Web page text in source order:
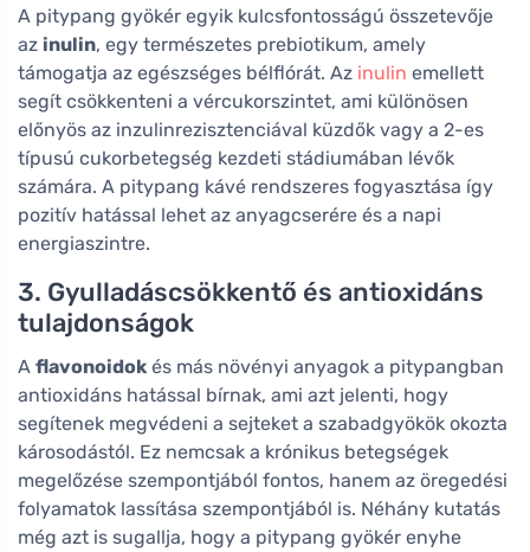
A pitypang gyökér egyik kulcsfontosságú összetevője
az inulin, egy természetes prebiotikum, amely
támogatja az egészséges bélflórát. Az inulin emellett
segít csökkenteni a vércukorszintet, ami különösen
előnyös az inzulinrezisztenciával küzdők vagy a 2-es
típusú cukorbetegség kezdeti stádiumában lévők
számára. A pitypang kávé rendszeres fogyasztása így
pozitív hatással lehet az anyagcserére és a napi
energiaszintre.
3. Gyulladáscsökkentő és antioxidáns
tulajdonságok
A flavonoidok és más növényi anyagok a pitypangban
antioxidáns hatással bírnak, ami azt jelenti, hogy
segítenek megvédeni a sejteket a szabadgyökök okozta
károsodástól. Ez nemcsak a krónikus betegségek
megelőzése szempontjából fontos, hanem az öregedési
folyamatok lassítása szempontjából is. Néhány kutatás
még azt is sugallja, hogy a pitypang gyökér enyhe